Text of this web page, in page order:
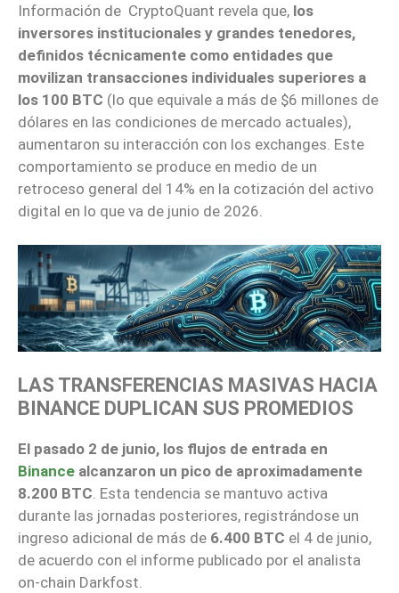
Información de CryptoQuant revela que, los
inversores institucionales y grandes tenedores,
definidos técnicamente como entidades que
movilizan transacciones individuales superiores a
los 100 BTC (lo que equivale a más de $6 millones de
dólares en las condiciones de mercado actuales),
aumentaron su interacción con los exchanges. Este
comportamiento se produce en medio de un
retroceso general del 14% en la cotización del activo
digital en lo que va de junio de 2026.
LAS TRANSFERENCIAS MASIVAS HACIA
BINANCE DUPLICAN SUS PROMEDIOS
El pasado 2 de junio, los flujos de entrada en
Binance alcanzaron un pico de aproximadamente
8.200 BTC. Esta tendencia se mantuvo activa
durante las jornadas posteriores, registrándose un
ingreso adicional de más de 6.400 BTC el 4 de junio,
de acuerdo con el informe publicado por el analista
on-chain Darkfost.